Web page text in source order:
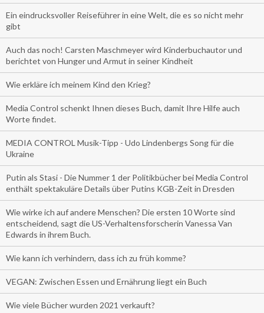
Ein eindrucksvoller Reiseführer in eine Welt, die es so nicht mehr
gibt
Auch das noch! Carsten Maschmeyer wird Kinderbuchautor und
berichtet von Hunger und Armut in seiner Kindheit
Wie erkläre ich meinem Kind den Krieg?
Media Control schenkt Ihnen dieses Buch, damit Ihre Hilfe auch
Worte findet.
MEDIA CONTROL Musik-Tipp - Udo Lindenbergs Song für die
Ukraine
Putin als Stasi - Die Nummer 1 der Politikbücher bei Media Control
enthält spektakuläre Details über Putins KGB-Zeit in Dresden
Wie wirke ich auf andere Menschen? Die ersten 10 Worte sind
entscheidend, sagt die US-Verhaltensforscherin Vanessa Van
Edwards in ihrem Buch.
Wie kann ich verhindern, dass ich zu früh komme?
VEGAN: Zwischen Essen und Ernährung liegt ein Buch
Wie viele Bücher wurden 2021 verkauft?